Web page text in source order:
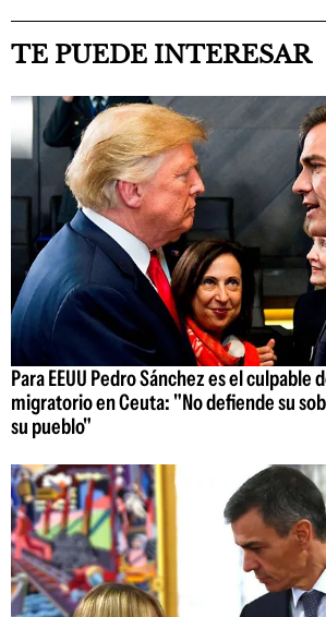
TE PUEDE INTERESAR
Para EEUU Pedro Sánchez es el culpable
migratorio en Ceuta: "No defiende su
su pueblo"